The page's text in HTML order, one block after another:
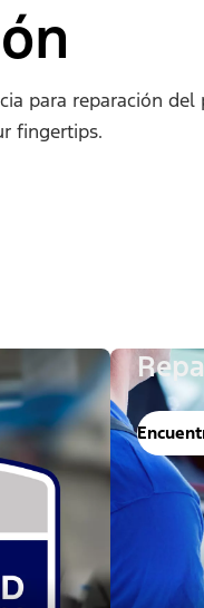
para reparación del
fingertips.